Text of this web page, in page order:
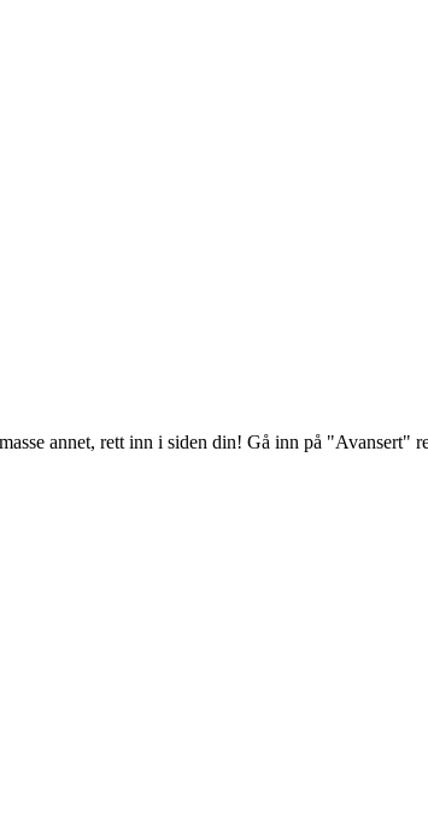
annet, rett inn i siden din! Gå inn på